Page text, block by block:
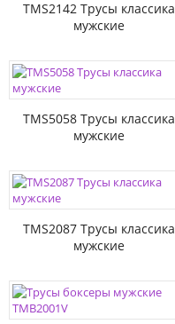
TMS2142 Трусы классика
мужские
TMS5058 Трусы классика
мужские
TMS2087 Трусы классика
мужские